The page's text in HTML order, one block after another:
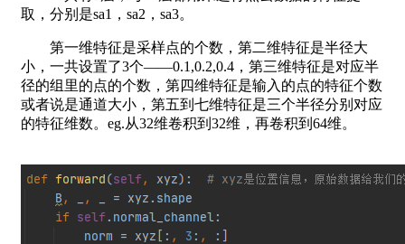
取，分别是sa1，sa2，sa3。
第一维特征是采样点的个数，第二维特征是半径大
小，一共设置了3个——0.1,0.2,0.4，第三维特征是对应半
径的组里的点的个数，第四维特征是输入的点的特征个数
或者说是通道大小，第五到七维特征是三个半径分别对应
的特征维数。eg.从32维卷积到32维，再卷积到64维。